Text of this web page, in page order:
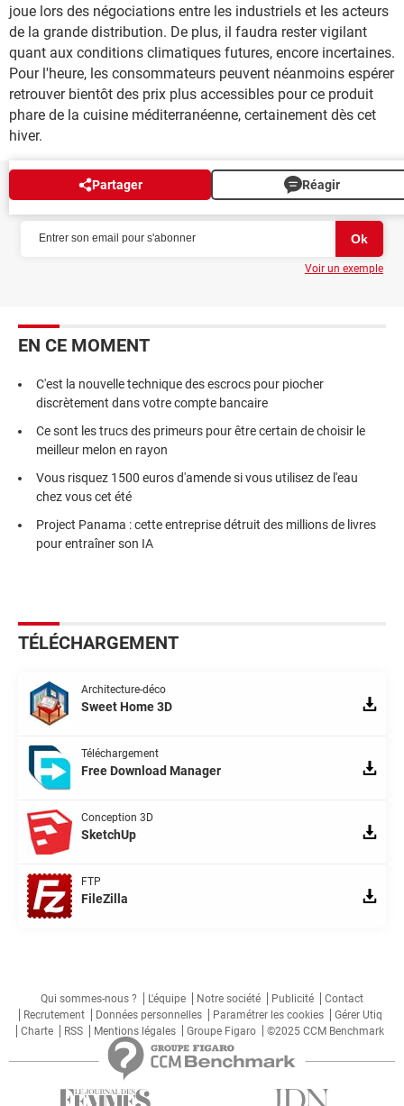
joue lors des négociations entre les industriels et les acteurs
de la grande distribution. De plus, il faudra rester vigilant
quant aux conditions climatiques futures, encore incertaines.
Pour l'heure, les consommateurs peuvent néanmoins espérer
retrouver bientôt des prix plus accessibles pour ce produit
phare de la cuisine méditerranéenne, certainement dès cet
hiver.
Partager Réagir
NEWSLETTER
Voir un exemple
EN CE MOMENT
C'est la nouvelle technique des escrocs pour piocher
discrètement dans votre compte bancaire
Ce sont les trucs des primeurs pour être certain de choisir le
meilleur melon en rayon
Vous risquez 1500 euros d'amende si vous utilisez de l'eau
chez vous cet été
Project Panama : cette entreprise détruit des millions de livres
pour entraîner son IA
TÉLÉCHARGEMENT
Architecture-déco
Sweet Home 3D
Téléchargement
Free Download Manager
Conception 3D
SketchUp
FTP
FileZilla
Qui sommes-nous ? L'équipe Notre société Publicité
Contact
Recrutement
Données personnelles Paramétrer les cookies
Gérer Utiq
Charte
RSS Mentions légales Groupe Figaro ©2025 CCM Benchmark